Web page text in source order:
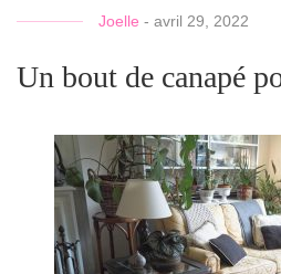
Joelle - avril 29, 2022
Un bout de canapé